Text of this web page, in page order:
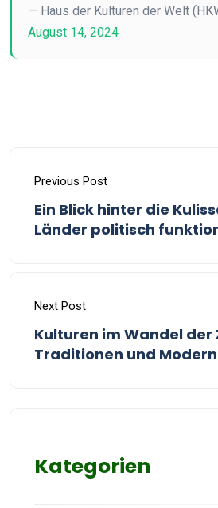
— Haus der Kulturen der Welt
August 14, 2024
Previous Post
Ein Blick hinter die
Länder politisch
Next Post
Kulturen im Wandel der
Traditionen und
Kategorien